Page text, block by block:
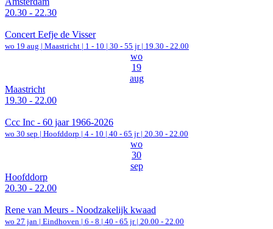
20.30 - 22.30
Concert Eefje de Visser
wo 19 aug | Maastricht | 1 - 10 | 30 - 55 jr | 19.30 - 22.00
wo
19
aug
Maastricht
19.30 - 22.00
Ccc Inc - 60 jaar 1966-2026
wo 30 sep | Hoofddorp | 4 - 10 | 40 - 65 jr | 20.30 - 22.00
wo
30
sep
Hoofddorp
20.30 - 22.00
Rene van Meurs - Noodzakelijk kwaad
wo 27 jan | Eindhoven | 6 - 8 | 40 - 65 jr | 20.00 - 22.00